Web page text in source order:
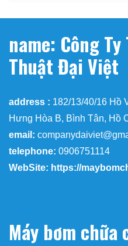
name: Công
Thuật Đại Việt
address : 182/13/40/16 Hồ
Hưng Hòa B, Bình Tân, Hồ
email:
telephone: 0906751114
WebSite: https://
Máy bơm chữa